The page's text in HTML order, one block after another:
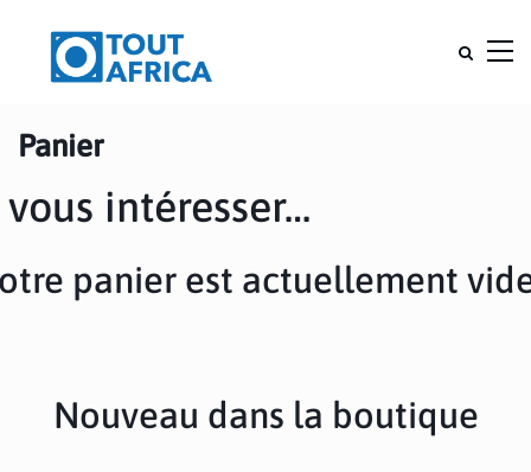
Panier
intéresser…
panier est actuellement
Nouveau dans la boutique